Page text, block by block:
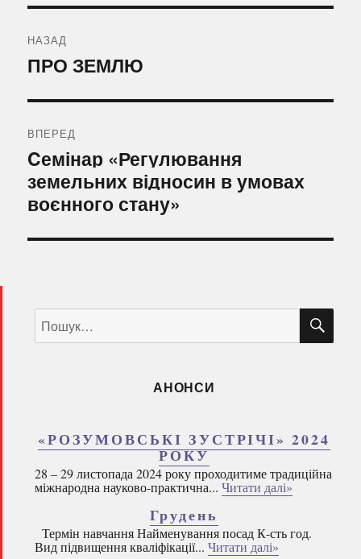
записів
НАЗАД
Попередній
запис:
ПРО ЗЕМЛЮ
ВПЕРЕД
Наступний
запис:
Cемінар «Регулювання
земельних відносин в умовах
воєнного стану»
Пошук
за
запитом:
АНОНСИ
«РОЗУМОВСЬКІ ЗУСТРІЧІ» 2024
РОКУ
28 – 29 листопада 2024 року проходитиме традиційна
міжнародна науково-практична... Читати далі»
Грудень
Термін навчання Найменування посад К-сть год.
Вид підвищення кваліфікації... Читати далі»